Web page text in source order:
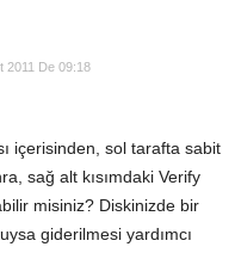
2011 De 09:18
içerisinden, sol tarafta sabit
sağ alt kısımdaki Verify
misiniz? Diskinizde bir
giderilmesi yardımcı